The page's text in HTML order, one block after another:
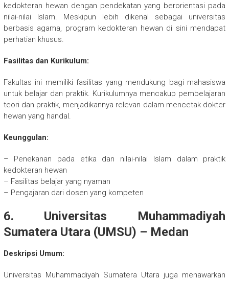
kedokteran hewan dengan pendekatan yang berorientasi pada
nilai-nilai Islam. Meskipun lebih dikenal sebagai universitas
berbasis agama, program kedokteran hewan di sini mendapat
perhatian khusus.
Fasilitas dan Kurikulum:
Fakultas ini memiliki fasilitas yang mendukung bagi mahasiswa
untuk belajar dan praktik. Kurikulumnya mencakup pembelajaran
teori dan praktik, menjadikannya relevan dalam mencetak dokter
hewan yang handal.
Keunggulan:
– Penekanan pada etika dan nilai-nilai Islam dalam praktik
kedokteran hewan
– Fasilitas belajar yang nyaman
– Pengajaran dari dosen yang kompeten
6. Universitas Muhammadiyah
Sumatera Utara (UMSU) – Medan
Deskripsi Umum:
Universitas Muhammadiyah Sumatera Utara juga menawarkan